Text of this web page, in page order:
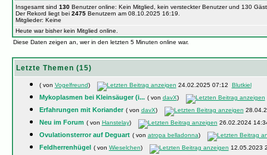
Insgesamt sind 130Benutzer online: Kein Mitglied, kein versteckter Benutzer und 130
Der Rekord liegt bei 2475Benutzern am 08.10.2025 16:19.
Mitglieder: Keine
Heute war bisher kein Mitglied online.
Diese Daten zeigen an, wer in den letzten 5 Minuten online war.
Letzte Themen (15)
( von Vogelfreund) 24.02.2025 07:12 Blutkiel
Mykoplasmen bei Kleinsäuger (i... ( von davX)
Erfahrungen mit Koriander ( von davX)
Neu im Forum ( von Hanstelay) 26.02.2024
Ovulationsterror auf Deguart ( von atropa belladonna)
Feldherrenhügel ( von Wieselchen) 12.05.2023